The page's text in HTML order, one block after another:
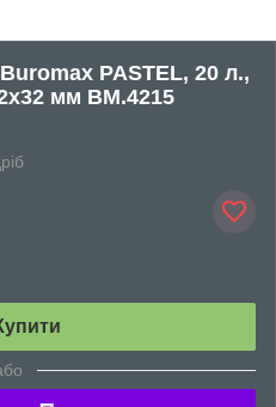
PASTEL, 20 л.,
мм BM.4215